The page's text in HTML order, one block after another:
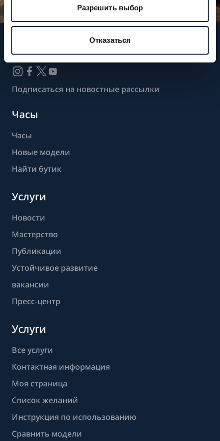
Разрешить выбор
Отказаться
Следите за нашими новостями
Подписаться на новостные рассылки
Часы
Часы
Новые модели
Найти бутик
Услуги
Новости
Мастерство
Публикации
Устойчивое развитие
вакансии
Пресс-центр
Услуги
Все услуги
Контактная информация
Моя страница
Список желаний
Инструкция по использованию
Сравнить модели